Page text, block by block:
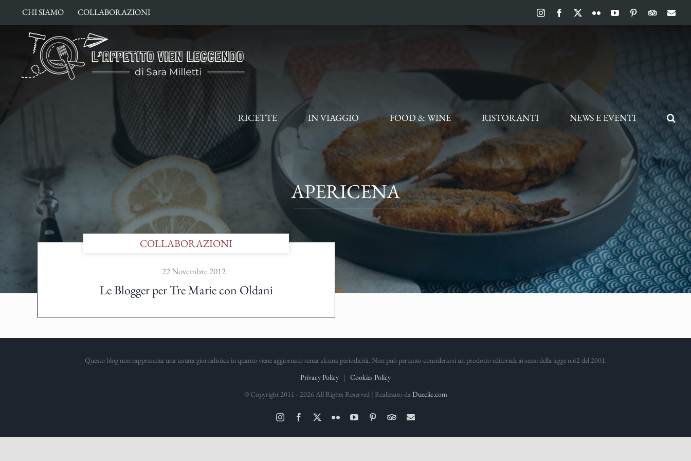
contenuto
CHI SIAMO COLLABORAZIONI InstagramFacebook FlickrYouTubePinterest
RICETTE IN VIAGGIO FOOD & WINE RISTORANTI NEWS E EVENTI
APERICENA
COLLABORAZIONI
22 Novembre 2012
Le Blogger per Tre Marie con Oldani
Questo blog non rappresenta una testata giornalistica in quanto viene aggiornato senza alcuna periodicità. Non può pertanto considerarsi un prodotto editoriale ai sensi della legge n.62 del 2001.
Privacy Policy | Cookies Policy
© Copyright 2011 - 2026 All Rights Reserved | Realizzato da Dueclic.com
InstagramFacebook FlickrYouTubePinterestTripAdvisor
Email